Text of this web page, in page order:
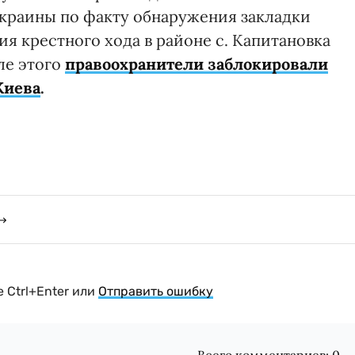
по факту обнаружения закладки
крестного хода в районе с. Капитановка
этого правоохранители заблокировали
.
Ctrl+Enter или Отправить ошибку